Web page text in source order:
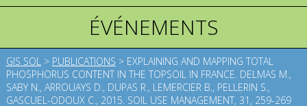
ÉVÉNEMENTS
GIS SOL > PUBLICATIONS > EXPLAINING AND MAPPING TOTAL
PHOSPHORUS CONTENT IN THE TOPSOIL IN FRANCE. DELMAS M.,
SABY N., ARROUAYS D., DUPAS R., LEMERCIER B., PELLERIN S.,
GASCUEL-ODOUX C., 2015. SOIL USE MANAGEMENT, 31, 259-269